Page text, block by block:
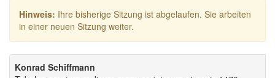
Hinweis: Ihre bisherige Sitzung ist abgelaufen. Sie arbeiten
in einer neuen Sitzung weiter.
Konrad Schiffmann